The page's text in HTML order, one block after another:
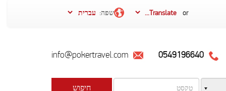
שפה: or
0549196640